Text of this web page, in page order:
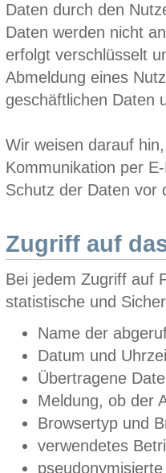
Daten durch den
Daten werden nicht
erfolgt verschlüsselt
Abmeldung eines
geschäftlichen Daten
Wir weisen darauf
Kommunikation per
Schutz der Daten vor
Zugriff auf
Bei jedem Zugriff auf
statistische und
Name der
Datum und
Übertragene
Meldung, ob der
Browsertyp und
verwendetes